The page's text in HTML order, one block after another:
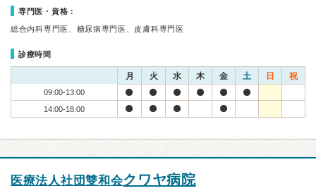
専門医・資格：
総合内科専門医、糖尿病専門医、皮膚科専門医
診療時間
月 火 水 木 金 土 日 祝
09:00-13:00
14:00-18:00
医療法人社団雙和会クワヤ病院